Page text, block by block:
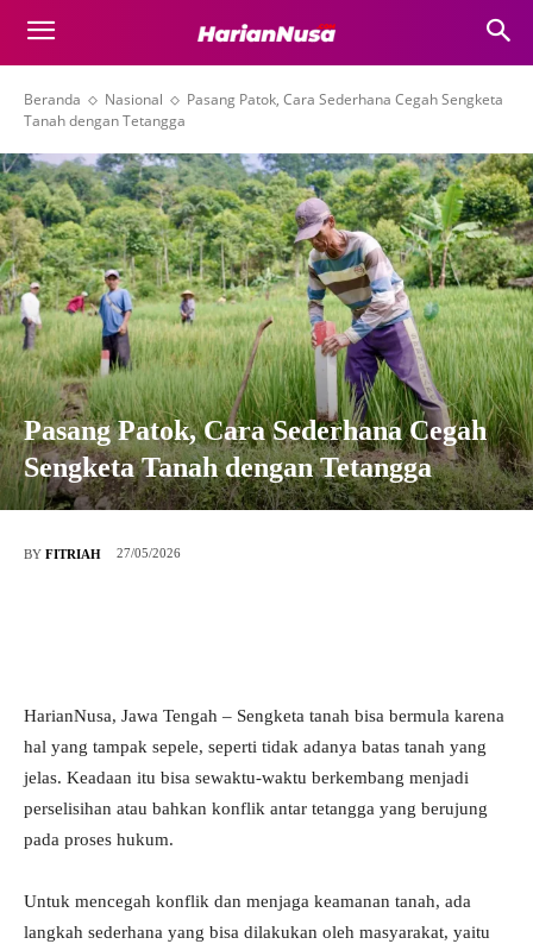
Beranda Nasional
Pasang Patok, Cara Sederhana Cegah Sengketa
Tanah dengan Tetangga
Pasang Patok, Cara Sederhana Cegah
Sengketa Tanah dengan Tetangga
BY FITRIAH 27/05/2026
HarianNusa, Jawa Tengah – Sengketa tanah bisa bermula karena
hal yang tampak sepele, seperti tidak adanya batas tanah yang
jelas. Keadaan itu bisa sewaktu-waktu berkembang menjadi
perselisihan atau bahkan konflik antar tetangga yang berujung
pada proses hukum.
Untuk mencegah konflik dan menjaga keamanan tanah, ada
langkah sederhana yang bisa dilakukan oleh masyarakat, yaitu